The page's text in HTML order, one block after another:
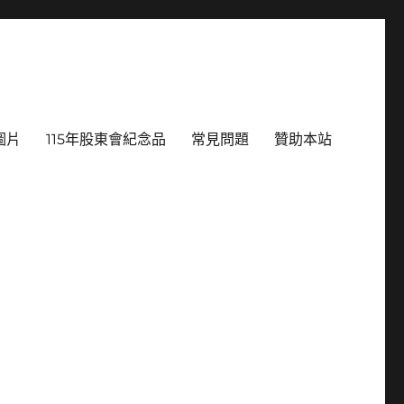
片 115年股東會紀念品 常見問題 贊助本站